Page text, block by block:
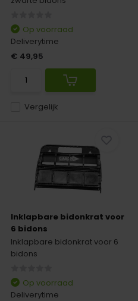
Vergelijk
Op voorraad
Deliverytime
€ 49,95
Inklapbare bidonkrat voor
6 bidons
Inklapbare bidonkrat voor 6
bidons
Op voorraad
Deliverytime